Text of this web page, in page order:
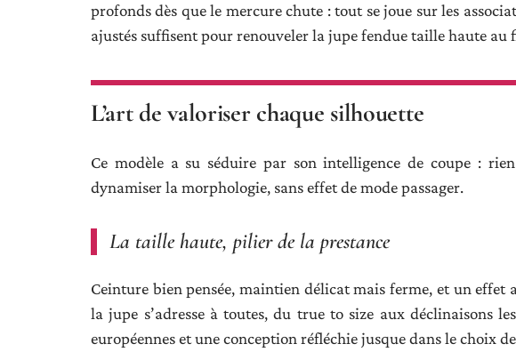
profonds dès que le mercure chute : tout se joue sur les
ajustés suffisent pour renouveler la jupe fendue taille haute au
L’art de valoriser chaque silhouette
Ce modèle a su séduire par son intelligence de coupe :
dynamiser la morphologie, sans effet de mode passager.
La taille haute, pilier de la prestance
Ceinture bien pensée, maintien délicat mais ferme, et un
la jupe s’adresse à toutes, du true to size aux déclinaisons
européennes et une conception réfléchie jusque dans le choix